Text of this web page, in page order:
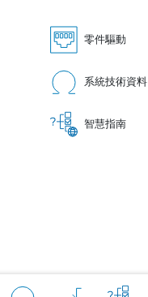
零件驅動
系統技術資料
智慧指南